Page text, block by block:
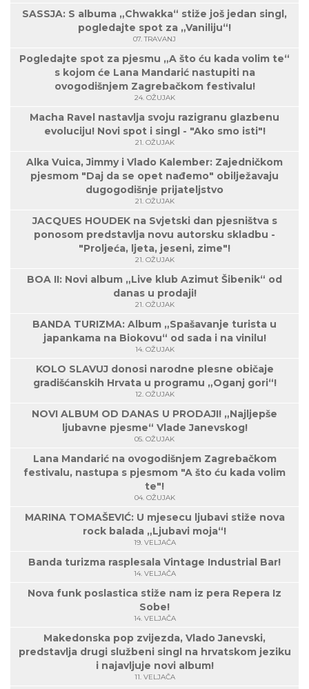
SASSJA: S albuma „Chwakka“ stiže još jedan singl,
pogledajte spot za „Vaniliju“!
07. TRAVANJ
Pogledajte spot za pjesmu „A što ću kada volim te“
s kojom će Lana Mandarić nastupiti na
ovogodišnjem Zagrebačkom festivalu!
24. OŽUJAK
Macha Ravel nastavlja svoju razigranu glazbenu
evoluciju! Novi spot i singl - "Ako smo isti"!
21. OŽUJAK
Alka Vuica, Jimmy i Vlado Kalember: Zajedničkom
pjesmom "Daj da se opet nađemo" obilježavaju
dugogodišnje prijateljstvo
21. OŽUJAK
JACQUES HOUDEK na Svjetski dan pjesništva s
ponosom predstavlja novu autorsku skladbu -
"Proljeća, ljeta, jeseni, zime"!
21. OŽUJAK
BOA II: Novi album „Live klub Azimut Šibenik“ od
danas u prodaji!
21. OŽUJAK
BANDA TURIZMA: Album „Spašavanje turista u
japankama na Biokovu“ od sada i na vinilu!
14. OŽUJAK
KOLO SLAVUJ donosi narodne plesne običaje
gradišćanskih Hrvata u programu „Oganj gori“!
12. OŽUJAK
NOVI ALBUM OD DANAS U PRODAJI! „Najljepše
ljubavne pjesme“ Vlade Janevskog!
05. OŽUJAK
Lana Mandarić na ovogodišnjem Zagrebačkom
festivalu, nastupa s pjesmom "A što ću kada volim
te"!
04. OŽUJAK
MARINA TOMAŠEVIĆ: U mjesecu ljubavi stiže nova
rock balada „Ljubavi moja“!
19. VELJAČA
Banda turizma rasplesala Vintage Industrial Bar!
14. VELJAČA
Nova funk poslastica stiže nam iz pera Repera Iz
Sobe!
14. VELJAČA
Makedonska pop zvijezda, Vlado Janevski,
predstavlja drugi službeni singl na hrvatskom jeziku
i najavljuje novi album!
11. VELJAČA